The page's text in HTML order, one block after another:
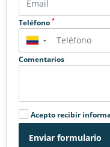
Teléfono *
▼
Comentarios
Acepto recibir
Enviar formulario